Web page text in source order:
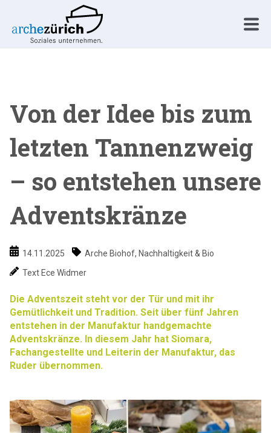
Von der Idee bis zum
letzten Tannenzweig
– so entstehen unsere
Adventskränze
14.11.2025 Arche Biohof,Nachhaltigkeit & Bio
Text Ece Widmer
Die Adventszeit steht vor der Tür und mit ihr
Gemütlichkeit und Tradition. Seit über fünf Jahren
entstehen in der Manufaktur handgemachte
Adventskränze. In diesem Jahr hat Siomara,
Fachangestellte und Leiterin der Manufaktur, das
Ruder übernommen.